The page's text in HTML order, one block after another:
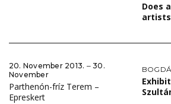
Does
20. November 2013. ‒ 30.
November
Parthenón-fríz Terem –
Epreskert